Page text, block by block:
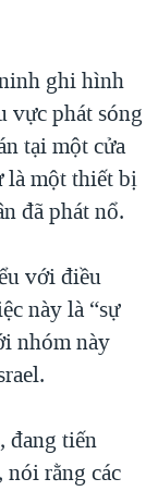
ghi hình
vực phát sóng
tại một cửa
là một thiết bị
đã phát nổ.
với điều
này là “sự
nhóm này
đang tiến
nói rằng các